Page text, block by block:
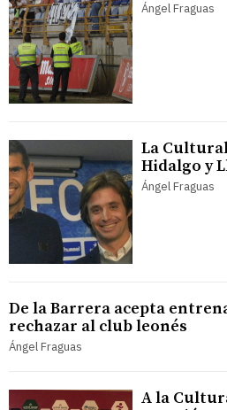
Ángel Fraguas
La
Hidalgo y
Ángel Fraguas
De la Barrera acepta
rechazar al club leonés
Ángel Fraguas
A la